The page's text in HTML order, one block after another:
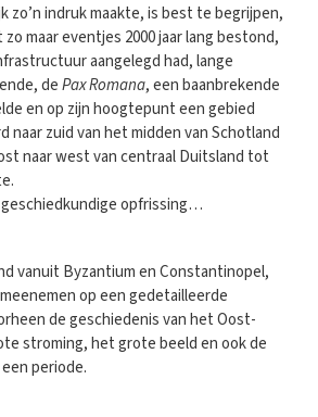
zo’n indruk maakte, is best te begrijpen,
maar eventjes 2000 jaar lang bestond,
aangelegd had, lange
dePax Romana, een baanbrekende
en op zijn hoogtepunt een gebied
naar zuid van het midden van Schotland
naar west van centraal Duitsland tot
opfrissing…
vanuit Byzantium en Constantinopel,
op een gedetailleerde
de geschiedenis van het Oost-
stroming, het grote beeld en ook de
periode.